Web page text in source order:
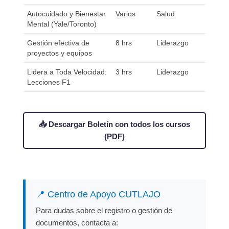
Autocuidado y Bienestar
Mental (Yale/Toronto)
Varios Salud
Gestión efectiva de
proyectos y equipos
8 hrs Liderazgo
Lidera a Toda Velocidad:
Lecciones F1
3 hrs Liderazgo
📥 Descargar Boletín con todos los cursos
(PDF)
📍 Centro de Apoyo CUTLAJO
Para dudas sobre el registro o gestión de
documentos, contacta a: